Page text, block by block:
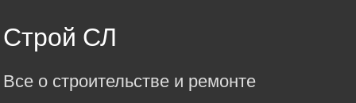
to
content
Строй СЛ
Все о строительстве и ремонте